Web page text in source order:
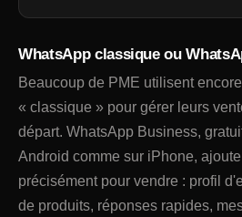
WhatsApp classique ou
Beaucoup de PME utilisent
« classique » pour gérer leurs
départ. WhatsApp Business,
Android comme sur iPhone,
précisément pour vendre : profil
de produits, réponses rapides,